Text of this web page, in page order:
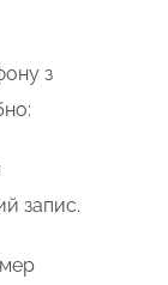
з
запис.